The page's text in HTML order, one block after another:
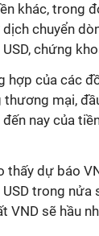
khác, trong
chuyển
chứng
hợp của các
mại,
nay của
thấy dự báo
trong
VND sẽ hầu